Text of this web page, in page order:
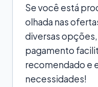
Se você está
olhada nas
diversas
pagamento
recomendado e
necessidades!